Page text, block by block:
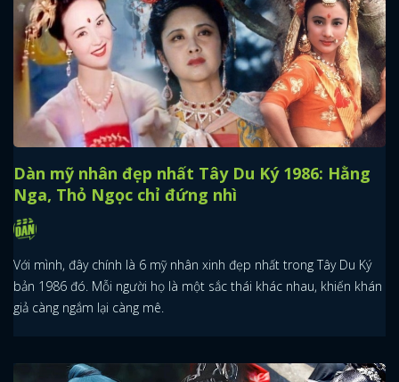
Dàn mỹ nhân đẹp nhất Tây Du Ký 1986: Hằng
Nga, Thỏ Ngọc chỉ đứng nhì
Với mình, đây chính là 6 mỹ nhân xinh đẹp nhất trong Tây Du Ký
bản 1986 đó. Mỗi người họ là một sắc thái khác nhau, khiến khán
giả càng ngắm lại càng mê.